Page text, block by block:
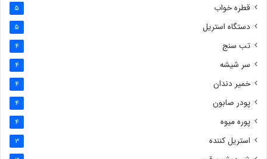
قطره خواب 5
دستگاه استریل 5
تب سنج 4
سر شیشه 4
خمیر دندان 4
پودر صابون 4
پوره میوه 4
استریل کننده 3